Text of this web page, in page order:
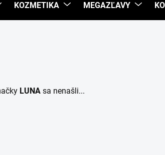
KOZMETIKA MEGAZĽAVY
LUNA sa nenašli...